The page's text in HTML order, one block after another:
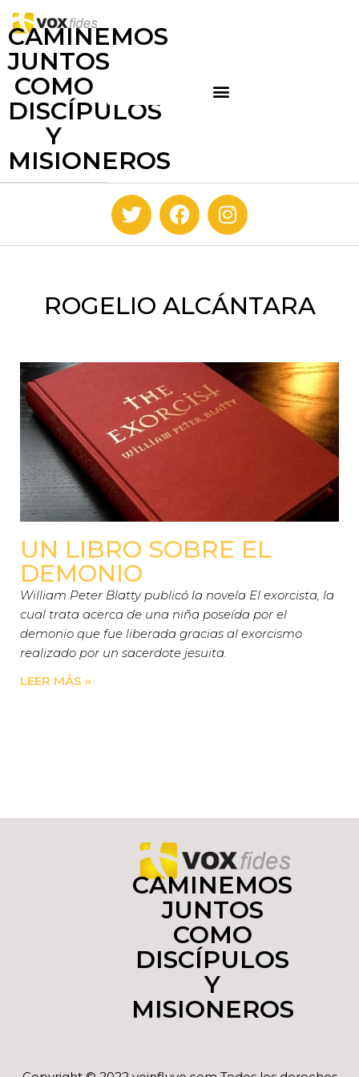
CAMINEMOS
JUNTOS
COMO
DISCÍPULOS
Y
MISIONEROS
ROGELIO ALCÁNTARA
UN LIBRO SOBRE EL
DEMONIO
William Peter Blatty publicó la novela El exorcista, la
cual trata acerca de una niña poseída por el
demonio que fue liberada gracias al exorcismo
realizado por un sacerdote jesuita.
LEER MÁS »
CAMINEMOS
JUNTOS
COMO
DISCÍPULOS
Y
MISIONEROS